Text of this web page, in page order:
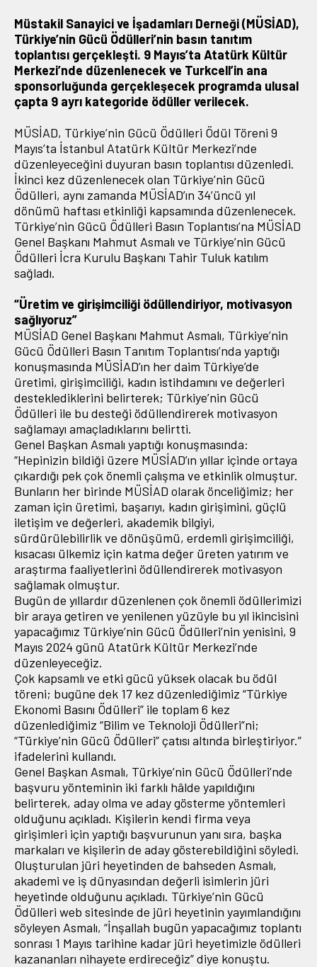
Üyelik
E-İşlemler
İletişim
Müstakil Sanayici ve İşadamları Derneği (MÜSİAD),
Türkiye’nin Gücü Ödülleri’nin basın tanıtım
toplantısı gerçekleşti. 9 Mayıs’ta Atatürk Kültür
Merkezi’nde düzenlenecek ve Turkcell’in ana
sponsorluğunda gerçekleşecek programda ulusal
çapta 9 ayrı kategoride ödüller verilecek.
MÜSİAD, Türkiye’nin Gücü Ödülleri Ödül Töreni 9
Mayıs’ta İstanbul Atatürk Kültür Merkezi’nde
düzenleyeceğini duyuran basın toplantısı düzenledi.
İkinci kez düzenlenecek olan Türkiye’nin Gücü
Ödülleri, aynı zamanda MÜSİAD’ın 34’üncü yıl
dönümü haftası etkinliği kapsamında düzenlenecek.
Türkiye’nin Gücü Ödülleri Basın Toplantısı’na MÜSİAD
Genel Başkanı Mahmut Asmalı ve Türkiye’nin Gücü
Ödülleri İcra Kurulu Başkanı Tahir Tuluk katılım
sağladı.
“Üretim ve girişimciliği ödüllendiriyor, motivasyon
sağlıyoruz”
MÜSİAD Genel Başkanı Mahmut Asmalı, Türkiye’nin
Gücü Ödülleri Basın Tanıtım Toplantısı’nda yaptığı
konuşmasında MÜSİAD’ın her daim Türkiye’de
üretimi, girişimciliği, kadın istihdamını ve değerleri
desteklediklerini belirterek; Türkiye’nin Gücü
Ödülleri ile bu desteği ödüllendirerek motivasyon
sağlamayı amaçladıklarını belirtti.
Genel Başkan Asmalı yaptığı konuşmasında:
“Hepinizin bildiği üzere MÜSİAD’ın yıllar içinde ortaya
çıkardığı pek çok önemli çalışma ve etkinlik olmuştur.
Bunların her birinde MÜSİAD olarak önceliğimiz; her
zaman için üretimi, başarıyı, kadın girişimini, güçlü
iletişim ve değerleri, akademik bilgiyi,
sürdürülebilirlik ve dönüşümü, erdemli girişimciliği,
kısacası ülkemiz için katma değer üreten yatırım ve
araştırma faaliyetlerini ödüllendirerek motivasyon
sağlamak olmuştur.
Bugün de yıllardır düzenlenen çok önemli ödüllerimizi
bir araya getiren ve yenilenen yüzüyle bu yıl ikincisini
yapacağımız Türkiye’nin Gücü Ödülleri’nin yenisini, 9
Mayıs 2024 günü Atatürk Kültür Merkezi’nde
düzenleyeceğiz.
Çok kapsamlı ve etki gücü yüksek olacak bu ödül
töreni; bugüne dek 17 kez düzenlediğimiz “Türkiye
Ekonomi Basını Ödülleri” ile toplam 6 kez
düzenlediğimiz “Bilim ve Teknoloji Ödülleri”ni;
“Türkiye’nin Gücü Ödülleri” çatısı altında birleştiriyor.”
ifadelerini kullandı.
Genel Başkan Asmalı, Türkiye’nin Gücü Ödülleri’nde
başvuru yönteminin iki farklı hâlde yapıldığını
belirterek, aday olma ve aday gösterme yöntemleri
olduğunu açıkladı. Kişilerin kendi firma veya
girişimleri için yaptığı başvurunun yanı sıra, başka
markaları ve kişilerin de aday gösterebildiğini söyledi.
Oluşturulan jüri heyetinden de bahseden Asmalı,
akademi ve iş dünyasından değerli isimlerin jüri
heyetinde olduğunu açıkladı. Türkiye’nin Gücü
Ödülleri web sitesinde de jüri heyetinin yayımlandığını
söyleyen Asmalı, “İnşallah bugün yapacağımız toplantı
sonrası 1 Mayıs tarihine kadar jüri heyetimizle ödülleri
kazananları nihayete erdireceğiz” diye konuştu.